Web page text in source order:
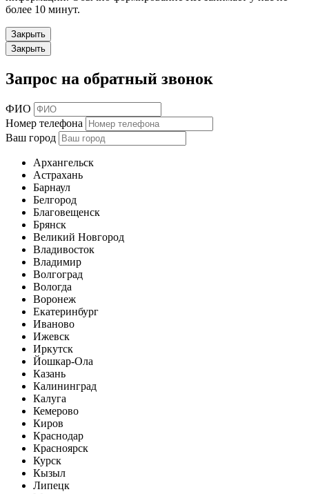
более 10 минут.
Закрыть
Закрыть
Запрос на обратный звонок
ФИО
Номер телефона
Ваш город
Архангельск
Астрахань
Барнаул
Белгород
Благовещенск
Брянск
Великий Новгород
Владивосток
Владимир
Волгоград
Вологда
Воронеж
Екатеринбург
Иваново
Ижевск
Иркутск
Йошкар-Ола
Казань
Калининград
Калуга
Кемерово
Киров
Краснодар
Красноярск
Курск
Кызыл
Липецк